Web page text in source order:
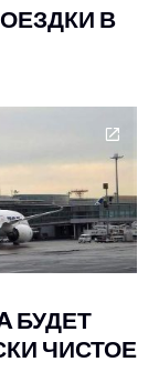
В
БУДЕТ
ЧИСТОЕ